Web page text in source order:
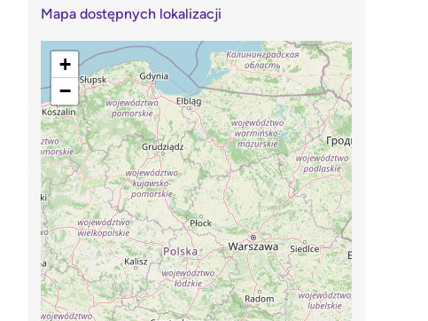
Mapa dostępnych lokalizacji
+
−